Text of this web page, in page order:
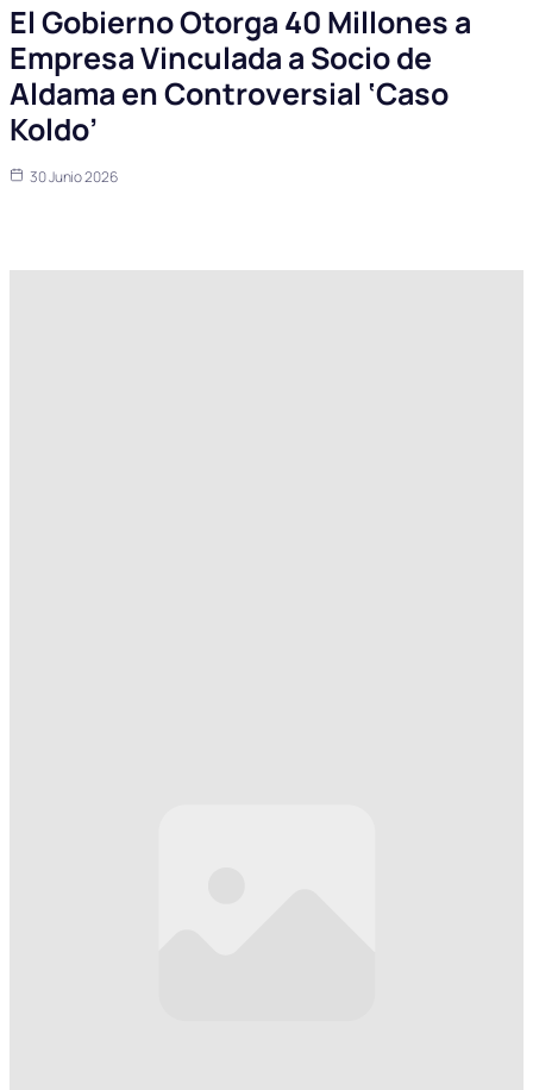
El Gobierno Otorga 40 Millones a
Empresa Vinculada a Socio de
Aldama en Controversial ‘Caso
Koldo’
30 Junio 2026